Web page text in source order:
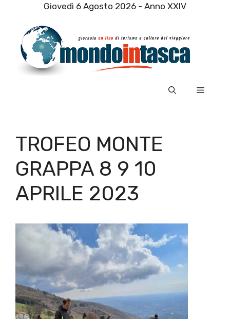
contenuto
Giovedì 6 Agosto 2026 - Anno XXIV
Menu
TROFEO MONTE
GRAPPA 8 9 10
APRILE 2023